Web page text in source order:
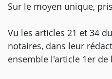
Sur le moyen unique,
Vu les articles 21 et 34
notaires, dans leur
ensemble l'article 1er de